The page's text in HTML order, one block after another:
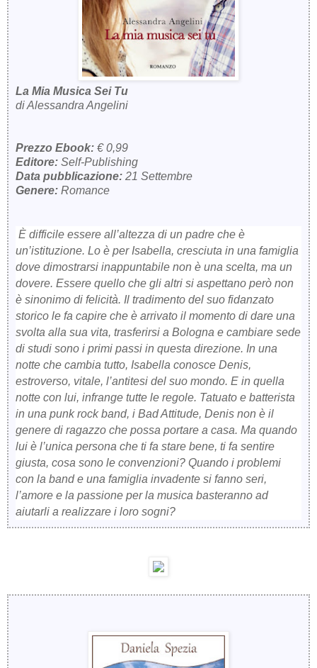
La Mia Musica Sei Tu
di Alessandra Angelini
Prezzo Ebook: € 0,99
Editore: Self-Publishing
Data pubblicazione: 21 Settembre
Genere: Romance
È difficile essere all’altezza di un padre che è
un’istituzione. Lo è per Isabella, cresciuta in una famiglia
dove dimostrarsi inappuntabile non è una scelta, ma un
dovere. Essere quello che gli altri si aspettano però non
è sinonimo di felicità. Il tradimento del suo fidanzato
storico le fa capire che è arrivato il momento di dare una
svolta alla sua vita, trasferirsi a Bologna e cambiare sede
di studi sono i primi passi in questa direzione. In una
notte che cambia tutto, Isabella conosce Denis,
estroverso, vitale, l’antitesi del suo mondo. E in quella
notte con lui, infrange tutte le regole. Tatuato e batterista
in una punk rock band, i Bad Attitude, Denis non è il
genere di ragazzo che possa portare a casa. Ma quando
lui è l’unica persona che ti fa stare bene, ti fa sentire
giusta, cosa sono le convenzioni? Quando i problemi
con la band e una famiglia invadente si fanno seri,
l’amore e la passione per la musica basteranno ad
aiutarli a realizzare i loro sogni?